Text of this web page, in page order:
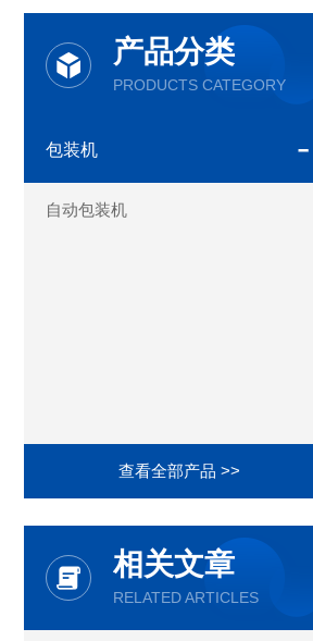
产品分类
PRODUCTS CATEGORY
包装机
自动包装机
查看全部产品 >>
相关文章
RELATED ARTICLES